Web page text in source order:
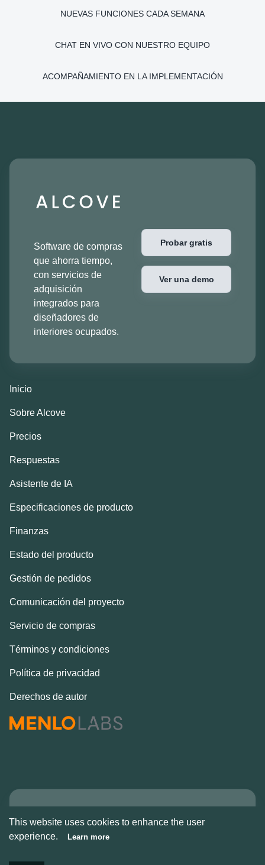
This website uses cookies to enhance the user
experience.
Learn more
NUEVAS FUNCIONES CADA SEMANA
CHAT EN VIVO CON NUESTRO EQUIPO
ACOMPAÑAMIENTO EN LA IMPLEMENTACIÓN
Software de compras
que ahorra tiempo,
con servicios de
adquisición
integrados para
diseñadores de
interiores ocupados.
Probar gratis
Ver una demo
Inicio
Sobre Alcove
Precios
Respuestas
Asistente de IA
Especificaciones de producto
Finanzas
Estado del producto
Gestión de pedidos
Comunicación del proyecto
Servicio de compras
Términos y condiciones
Política de privacidad
Derechos de autor
Copyright © Alcove
2026